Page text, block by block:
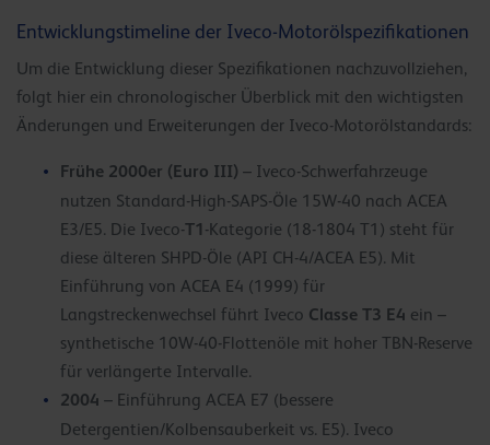
Entwicklungstimeline der Iveco-Motorölspezifikationen
Um die Entwicklung dieser Spezifikationen nachzuvollziehen,
folgt hier ein chronologischer Überblick mit den wichtigsten
Änderungen und Erweiterungen der Iveco-Motorölstandards:
Frühe 2000er (Euro III) – Iveco-Schwerfahrzeuge
nutzen Standard-High-SAPS-Öle 15W-40 nach ACEA
E3/E5. Die Iveco-T1 -Kategorie (18-1804 T1) steht für
diese älteren SHPD-Öle (API CH-4/ACEA E5). Mit
Einführung von ACEA E4 (1999) für
Langstreckenwechsel führt Iveco Classe T3 E4 ein –
synthetische 10W-40-Flottenöle mit hoher TBN-Reserve
für verlängerte Intervalle.
2004 – Einführung ACEA E7 (bessere
Detergentien/Kolbensauberkeit vs. E5). Iveco